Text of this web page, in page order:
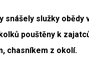
služky obědy
pouštěny k
chasníkem z okolí.